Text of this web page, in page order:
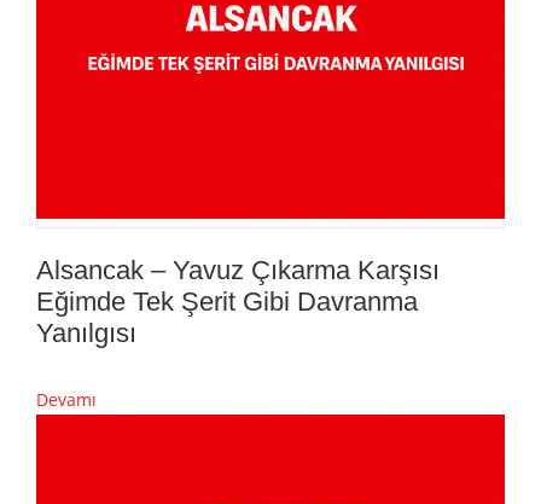
Alsancak – Yavuz Çıkarma Karşısı
Eğimde Tek Şerit Gibi Davranma
Yanılgısı
Devamı